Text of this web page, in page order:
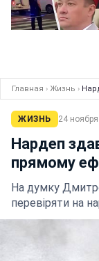
Главная › Жизнь ›
ЖИЗНЬ 24
Нардеп
прямому
На думку
перевіряти на